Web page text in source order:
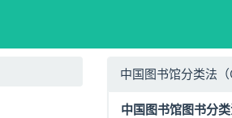
中国图书馆分类法（
中国图书馆图书分